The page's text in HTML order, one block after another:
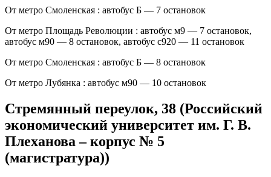
От метро Смоленская : автобус Б — 7 остановок
От метро Площадь Революции : автобус м9 — 7 остановок,
автобус м90 — 8 остановок, автобус с920 — 11 остановок
От метро Смоленская : автобус Б — 8 остановок
От метро Лубянка : автобус м90 — 10 остановок
Стремянный переулок, 38 (Российский
экономический университет им. Г. В.
Плеханова – корпус № 5
(магистратура))